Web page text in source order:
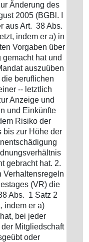
Änderung des
2005 (BGBl. I
aus Art. 38 Abs.
indem er a) in
Vorgaben über
hat und
auszuüben
beruflichen
-- letztlich
Anzeige und
und Einkünfte
Risiko der
bis zur Höhe der
gebracht hat. 2.
Verhaltensregeln
(VR) die
Abs. 1 Satz 2
indem er a)
bei jeder
Mitgliedschaft
oder